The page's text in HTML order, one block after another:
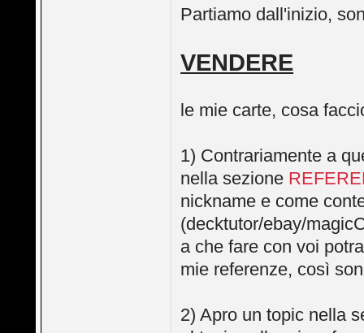
Partiamo dall'inizio,
VENDERE
le mie carte, cosa
1) Contrariamente a
nella sezione
nickname e come
(decktutor/ebay/
a che fare con voi
mie referenze, così
2) Apro un topic nella